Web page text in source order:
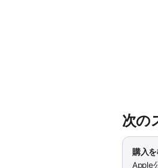
次の
購入
Apple